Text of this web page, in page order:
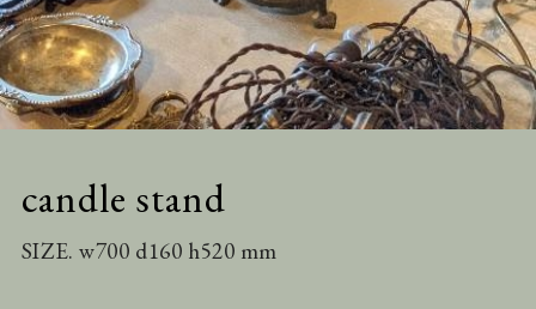
candle stand
SIZE. w700 d160 h520 mm